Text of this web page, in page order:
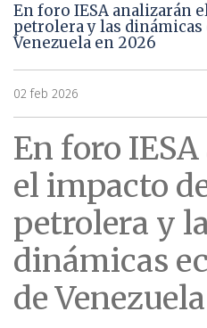
En foro IESA analizarán
petrolera y las dinámicas
Venezuela en 2026
02 feb 2026
En foro
el impacto
petrolera y
dinámicas
de